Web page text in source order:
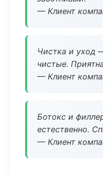
— Клиент
Чистка и уход
чистые.
— Клиент
Ботокс и
естественно.
— Клиент